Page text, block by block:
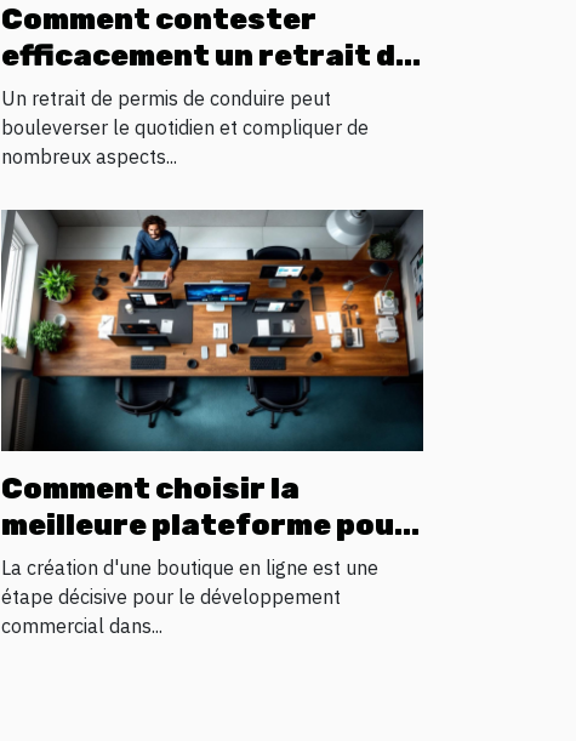
Comment contester
efficacement un retrait de
permis de conduire ?
Un retrait de permis de conduire peut
bouleverser le quotidien et compliquer de
nombreux aspects...
Comment choisir la
meilleure plateforme pour
votre boutique en ligne
La création d'une boutique en ligne est une
étape décisive pour le développement
commercial dans...